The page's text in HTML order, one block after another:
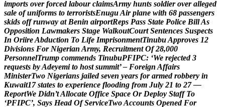
imports over forced labour claimsArmy hunts soldier over alleged
sale of uniforms to terroristsEnuguAir plane with 68 passengers
skids off runway at Benin airportReps Pass State Police BillAs
Opposition Lawmakers Stage WalkoutCourt Sentences Suspects
In OriireAbduction To Life ImprisonmentTinubuApproves 12
Divisions For Nigerian Army, Recruitment Of 28,000
PersonnelTrump commends TinubuPFIPC: ‘We rejected 3
requests byAdeyemi to host summit’ – Foreign Affairs
MinisterTwo Nigerians jailed seven years for armed robbery in
Kuwait17 states to experience flooding from July 21 to 27 —
ReportWe Didn’tAllocate Office Space Or Deploy Staff To
‘PFIPC’, Says Head Of ServiceTwoAccounts Opened For